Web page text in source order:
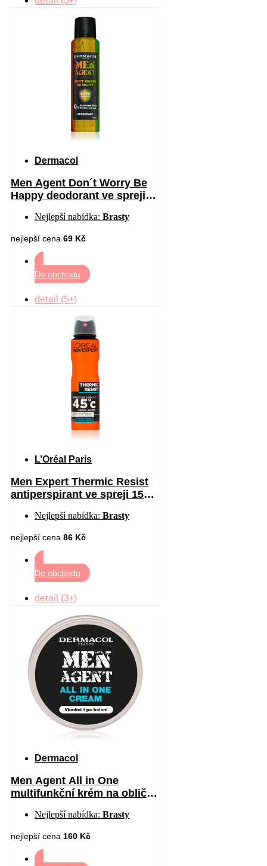
Dermacol
Men Agent Don´t Worry Be
Happy deodorant ve spreji
Nejlepší nabídka: Brasty
nejlepší cena 69 Kč
Do obchodu
detail (5+)
L’Oréal Paris
Men Expert Thermic Resist
antiperspirant ve spreji 150
Nejlepší nabídka: Brasty
nejlepší cena 86 Kč
Do obchodu
detail (3+)
Dermacol
Men Agent All in One
multifunkční krém na obličej
Nejlepší nabídka: Brasty
nejlepší cena 160 Kč